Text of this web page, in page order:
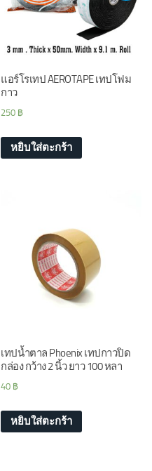
แอร์โรเทป AEROTAPE เทปโฟม
กาว
250 ฿
หยิบใส่ตะกร้า
เทปน้ำตาล Phoenix เทปกาวปิด
กล่อง กว้าง 2 นิ้ว ยาว 100 หลา
40 ฿
หยิบใส่ตะกร้า